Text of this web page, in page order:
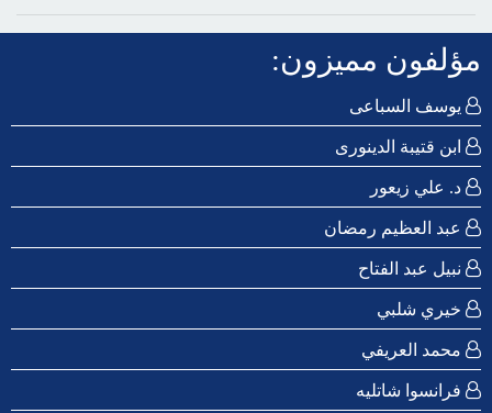
مؤلفون مميزون:
يوسف السباعى
ابن قتيبة الدينورى
د. علي زيعور
عبد العظيم رمضان
نبيل عبد الفتاح
خيري شلبي
محمد العريفي
فرانسوا شاتليه